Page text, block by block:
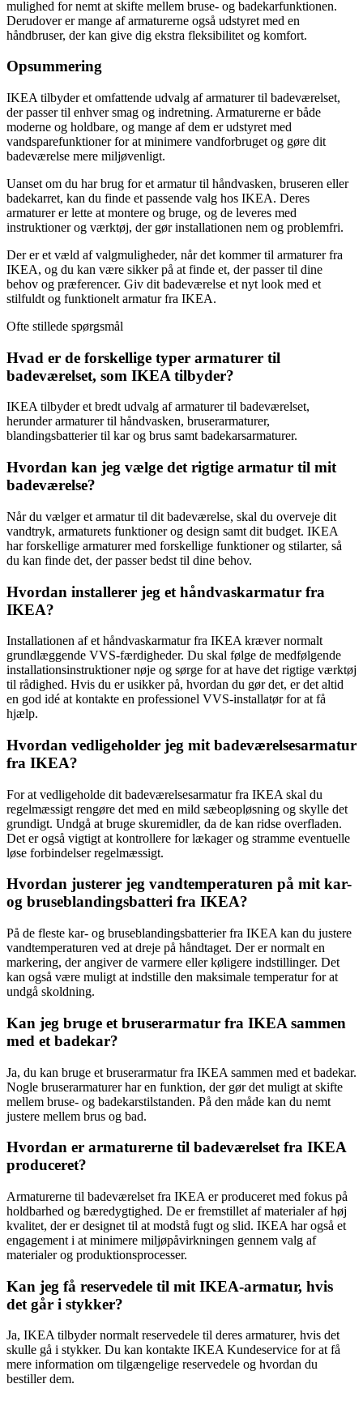
mulighed for nemt at skifte mellem bruse- og badekarfunktionen.
Derudover er mange af armaturerne også udstyret med en
håndbruser, der kan give dig ekstra fleksibilitet og komfort.
Opsummering
IKEA tilbyder et omfattende udvalg af armaturer til badeværelset,
der passer til enhver smag og indretning. Armaturerne er både
moderne og holdbare, og mange af dem er udstyret med
vandsparefunktioner for at minimere vandforbruget og gøre dit
badeværelse mere miljøvenligt.
Uanset om du har brug for et armatur til håndvasken, bruseren eller
badekarret, kan du finde et passende valg hos IKEA. Deres
armaturer er lette at montere og bruge, og de leveres med
instruktioner og værktøj, der gør installationen nem og problemfri.
Der er et væld af valgmuligheder, når det kommer til armaturer fra
IKEA, og du kan være sikker på at finde et, der passer til dine
behov og præferencer. Giv dit badeværelse et nyt look med et
stilfuldt og funktionelt armatur fra IKEA.
Ofte stillede spørgsmål
Hvad er de forskellige typer armaturer til
badeværelset, som IKEA tilbyder?
IKEA tilbyder et bredt udvalg af armaturer til badeværelset,
herunder armaturer til håndvasken, bruserarmaturer,
blandingsbatterier til kar og brus samt badekarsarmaturer.
Hvordan kan jeg vælge det rigtige armatur til mit
badeværelse?
Når du vælger et armatur til dit badeværelse, skal du overveje dit
vandtryk, armaturets funktioner og design samt dit budget. IKEA
har forskellige armaturer med forskellige funktioner og stilarter, så
du kan finde det, der passer bedst til dine behov.
Hvordan installerer jeg et håndvaskarmatur fra
IKEA?
Installationen af et håndvaskarmatur fra IKEA kræver normalt
grundlæggende VVS-færdigheder. Du skal følge de medfølgende
installationsinstruktioner nøje og sørge for at have det rigtige værktøj
til rådighed. Hvis du er usikker på, hvordan du gør det, er det altid
en god idé at kontakte en professionel VVS-installatør for at få
hjælp.
Hvordan vedligeholder jeg mit badeværelsesarmatur
fra IKEA?
For at vedligeholde dit badeværelsesarmatur fra IKEA skal du
regelmæssigt rengøre det med en mild sæbeopløsning og skylle det
grundigt. Undgå at bruge skuremidler, da de kan ridse overfladen.
Det er også vigtigt at kontrollere for lækager og stramme eventuelle
løse forbindelser regelmæssigt.
Hvordan justerer jeg vandtemperaturen på mit kar-
og bruseblandingsbatteri fra IKEA?
På de fleste kar- og bruseblandingsbatterier fra IKEA kan du justere
vandtemperaturen ved at dreje på håndtaget. Der er normalt en
markering, der angiver de varmere eller køligere indstillinger. Det
kan også være muligt at indstille den maksimale temperatur for at
undgå skoldning.
Kan jeg bruge et bruserarmatur fra IKEA sammen
med et badekar?
Ja, du kan bruge et bruserarmatur fra IKEA sammen med et badekar.
Nogle bruserarmaturer har en funktion, der gør det muligt at skifte
mellem bruse- og badekarstilstanden. På den måde kan du nemt
justere mellem brus og bad.
Hvordan er armaturerne til badeværelset fra IKEA
produceret?
Armaturerne til badeværelset fra IKEA er produceret med fokus på
holdbarhed og bæredygtighed. De er fremstillet af materialer af høj
kvalitet, der er designet til at modstå fugt og slid. IKEA har også et
engagement i at minimere miljøpåvirkningen gennem valg af
materialer og produktionsprocesser.
Kan jeg få reservedele til mit IKEA-armatur, hvis
det går i stykker?
Ja, IKEA tilbyder normalt reservedele til deres armaturer, hvis det
skulle gå i stykker. Du kan kontakte IKEA Kundeservice for at få
mere information om tilgængelige reservedele og hvordan du
bestiller dem.